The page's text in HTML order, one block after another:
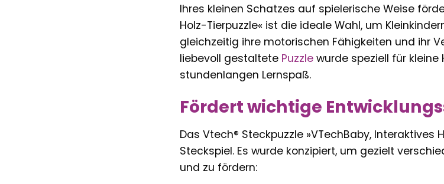
Ihres kleinen Schatzes auf spielerische Weise
Holz-Tierpuzzle« ist die ideale Wahl, um
gleichzeitig ihre motorischen Fähigkeiten und ihr
liebevoll gestaltete Puzzlewurde speziell für kleine
stundenlangen Lernspaß.
Fördert wichtige
Das Vtech® Steckpuzzle »VTechBaby,
Steckspiel. Es wurde konzipiert, um gezielt
und zu fördern: